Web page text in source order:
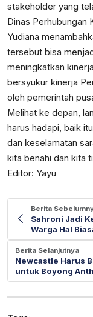
stakeholder yang
Dinas Perhubungan
Yudiana
tersebut bisa
meningkatkan
bersyukur kinerja
oleh pemerintah
Melihat ke depan,
harus hadapi, baik
dan keselamatan
kita benahi dan kita
Editor: Yayu
Berita
Sahroni Jadi
Warga Hal
Berita Selanjutnya
Newcastle Harus
untuk Boyong